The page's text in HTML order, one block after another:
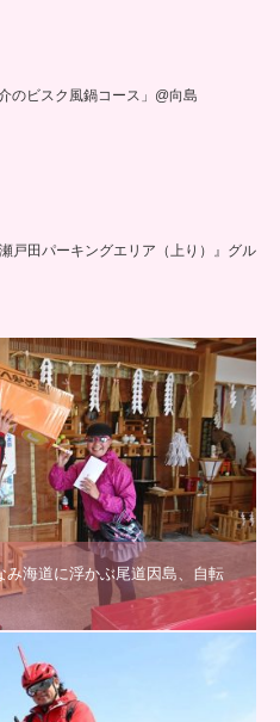
のビスク風鍋コース」@向島
戸田パーキングエリア（上り）』グル
海道に浮かぶ尾道因島、自転